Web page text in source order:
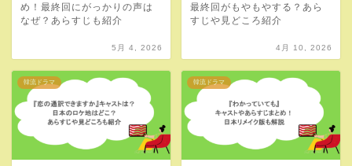
め！最終回にがっかりの声は
なぜ？あらすじも紹介
5月 4, 2026
最終回がもやもやする？あら
すじや見どころ紹介
4月 10, 2026
韓流ドラマ 韓流ドラマ